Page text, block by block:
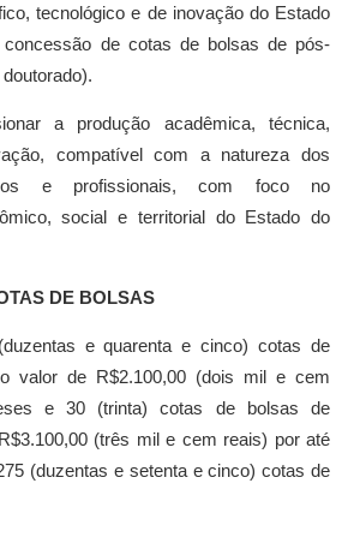
tecnológico e de inovação do Estado
de cotas de bolsas de pós-
a produção acadêmica, técnica,
compatível com a natureza dos
e profissionais, com foco no
social e territorial do Estado do
DE BOLSAS
e quarenta e cinco) cotas de
valor de R$2.100,00 (dois mil e cem
e 30 (trinta) cotas de bolsas de
(três mil e cem reais) por até
(duzentas e setenta e cinco) cotas de